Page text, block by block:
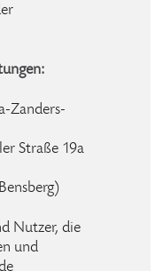
Zanders-
Straße 19a
Nutzer, die
und